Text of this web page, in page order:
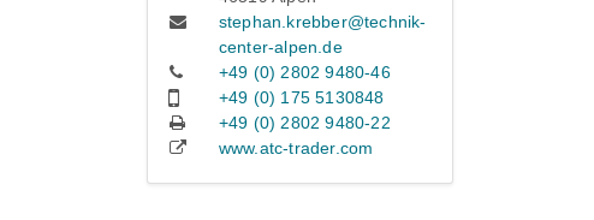
stephan.krebber@technik-
center-alpen.de
+49 (0) 2802 9480-46
+49 (0) 175 5130848
+49 (0) 2802 9480-22
www.atc-trader.com